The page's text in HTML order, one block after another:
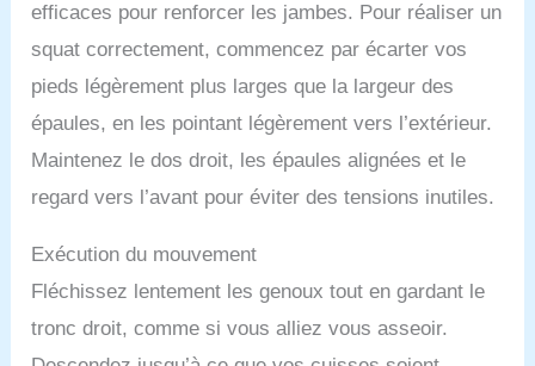
efficaces pour renforcer les jambes. Pour réaliser un
squat correctement, commencez par écarter vos
pieds légèrement plus larges que la largeur des
épaules, en les pointant légèrement vers l’extérieur.
Maintenez le dos droit, les épaules alignées et le
regard vers l’avant pour éviter des tensions inutiles.
Exécution du mouvement
Fléchissez lentement les genoux tout en gardant le
tronc droit, comme si vous alliez vous asseoir.